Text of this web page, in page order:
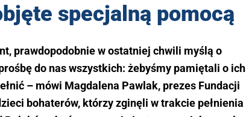
specjalną pomocą
prawdopodobnie w ostatniej chwili myślą o
do nas wszystkich: żebyśmy pamiętali o ich
– mówi Magdalena Pawlak, prezes Fundacji
bohaterów, którzy zginęli w trakcie pełnienia